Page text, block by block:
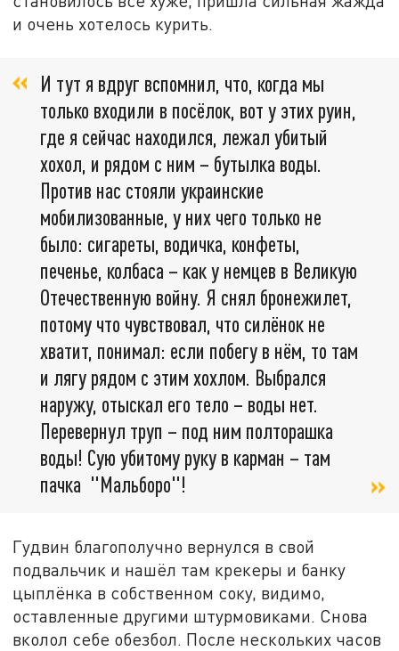
и очень хотелось курить.
И тут я вдруг вспомнил, что, когда мы
только входили в посёлок, вот у этих руин,
где я сейчас находился, лежал убитый
хохол, и рядом с ним – бутылка воды.
Против нас стояли украинские
мобилизованные, у них чего только не
было: сигареты, водичка, конфеты,
печенье, колбаса – как у немцев в Великую
Отечественную войну. Я снял бронежилет,
потому что чувствовал, что силёнок не
хватит, понимал: если побегу в нём, то там
и лягу рядом с этим хохлом. Выбрался
наружу, отыскал его тело – воды нет.
Перевернул труп – под ним полторашка
воды! Сую убитому руку в карман – там
пачка "Мальборо"!
Гудвин благополучно вернулся в свой
подвальчик и нашёл там крекеры и банку
цыплёнка в собственном соку, видимо,
оставленные другими штурмовиками. Снова
вколол себе обезбол. После нескольких часов